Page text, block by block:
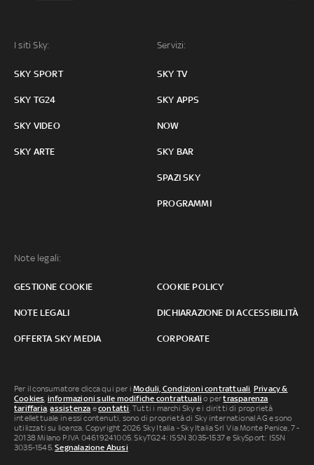
I siti Sky:
SKY SPORT
SKY TG24
SKY VIDEO
SKY ARTE
Servizi:
SKY TV
SKY APPS
NOW
SKY BAR
SPAZI SKY
PROGRAMMI
Note legali:
GESTIONE COOKIE COOKIE POLICY
NOTE LEGALI DICHIARAZIONE DI ACCESSIBILITÀ
OFFERTA SKY MEDIA CORPORATE
Per il consumatore clicca qui per iModuli, Condizioni contrattuali, Privacy &
Cookies, informazioni sulle modifiche contrattuali o pertrasparenza
tariffaria,assistenza econtatti. Tutti i marchi Sky e i diritti di proprietà
intellettuale in essi contenuti, sono di proprietà di Sky international AG e sono
utilizzati su licenza. Copyright 2026 Sky Italia - Sky Italia Srl Via Monte Penice, 7 -
20138 Milano P.IVA 04619241005. SkyTG24: ISSN 3035-1537 e SkySport: ISSN
3035-1545.Segnalazione Abusi